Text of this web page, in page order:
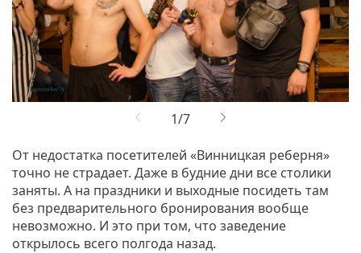
От недостатка посетителей «Винницкая реберня»
точно не страдает. Даже в будние дни все столики
заняты. А на праздники и выходные посидеть там
без предварительного бронирования вообще
невозможно. И это при том, что заведение
открылось всего полгода назад.